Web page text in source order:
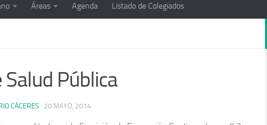
Áreas Agenda Listado de Colegiados
Salud Pública
CÁCERES · 20 MAYO, 2014